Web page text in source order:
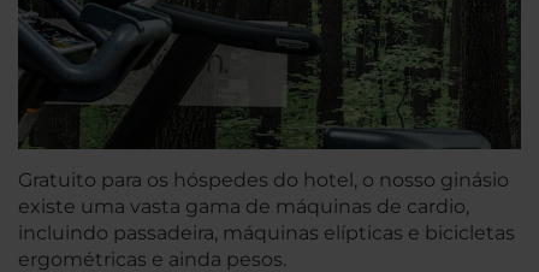
Gratuito para os hóspedes do hotel, o nosso ginásio
existe uma vasta gama de máquinas de cardio,
incluindo passadeira, máquinas elípticas e bicicletas
ergométricas e ainda pesos.